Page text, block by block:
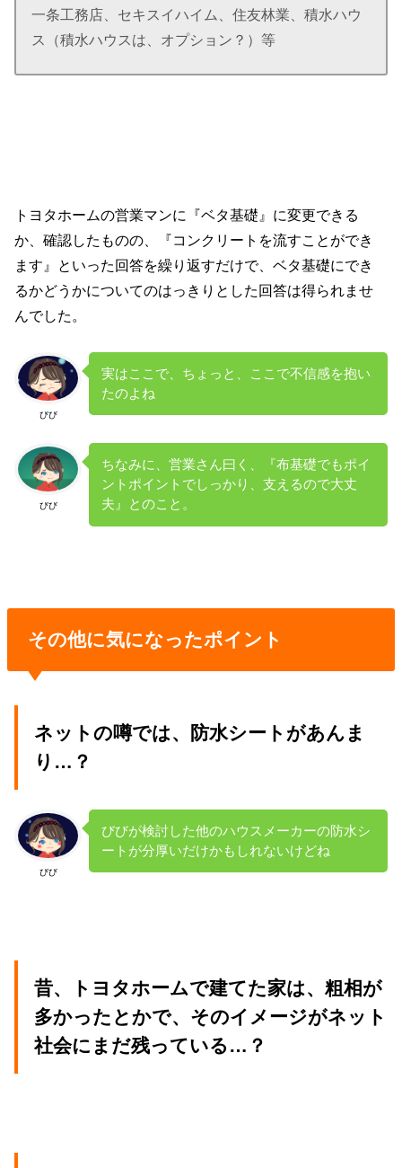
一条工務店、セキスイハイム、住友林業、積水ハウ
ス（積水ハウスは、オプション？）等
トヨタホームの営業マンに『ベタ基礎』に変更できる
か、確認したものの、『コンクリートを流すことができ
ます』といった回答を繰り返すだけで、ベタ基礎にでき
るかどうかについてのはっきりとした回答は得られませ
んでした。
びび
実はここで、ちょっと、ここで不信感を抱い
たのよね
びび
ちなみに、営業さん曰く、『布基礎でもポイ
ントポイントでしっかり、支えるので大丈
夫』とのこと。
その他に気になったポイント
ネットの噂では、防水シートがあんま
り…？
びび
びびが検討した他のハウスメーカーの防水シ
ートが分厚いだけかもしれないけどね
昔、トヨタホームで建てた家は、粗相が
多かったとかで、そのイメージがネット
社会にまだ残っている…？